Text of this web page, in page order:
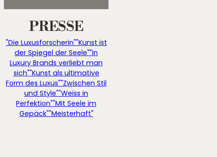
PRESSE
"Die Luxusforscherin""Kunst ist
der Spiegel der Seele""In
Luxury Brands verliebt man
sich""Kunst als ultimative
Form des Luxus""Zwischen Stil
und Style""Weiss in
Perfektion""Mit Seele im
Gepäck""Meisterhaft"